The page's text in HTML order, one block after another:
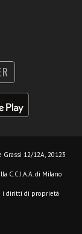
12/12A, 20123
C.C.I.A.A. di Milano
i diritti di proprietà